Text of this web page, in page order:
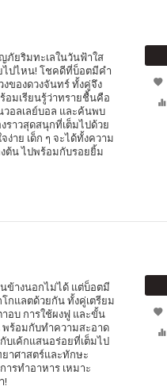
ยริมทะเลในวันฟ้าใส
ไปไหน! โชคดีที่บ็อตมีคำ
ของดวงจันทร์ ทั้งคู่จึง
อมเรียนรู้ว่าทรายชื้นคือ
วอลเลย์บอล และค้นพบ
ราวสุดสนุกที่เต็มไปด้วย
ง่าย เด็ก ๆ จะได้ทั้งความ
ต้น ไปพร้อมกับรอยยิ้ม
ข้างนอกไม่ได้ แต่บ็อตมี
กแลตด้วยกัน ทั้งคู่เตรียม
อบ การใช้ผงฟู และขั้น
พร้อมกับทำความสะอาด
บเค้กแสนอร่อยที่เต็มไป
าศาสตร์และทักษะ
ารทำอาหาร เหมาะ
!